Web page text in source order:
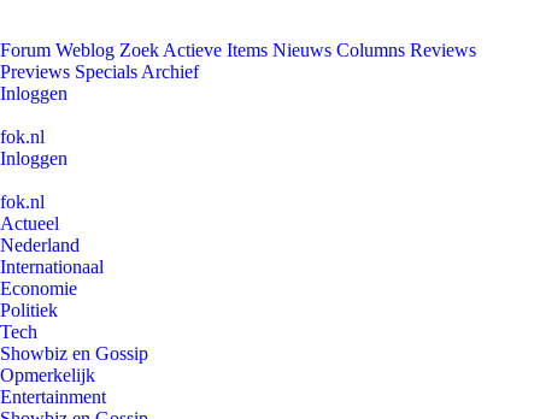
Forum Weblog Zoek Actieve Items Nieuws Columns Reviews
Previews Specials Archief
Inloggen
fok.nl
Inloggen
fok.nl
Actueel
Nederland
Internationaal
Economie
Politiek
Tech
Showbiz en Gossip
Opmerkelijk
Entertainment